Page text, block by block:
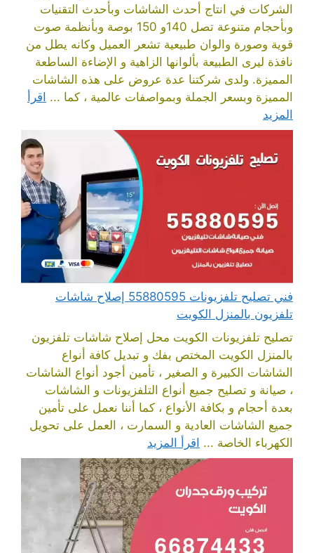
الشركات في انتاج أحدث الشاشات وبأحدث التقنيات
وبأحجام متنوعة تصل 140و 150 بوصة وبأنظمة صوت
قوية وصورة والوان طبيعية تشعر العميل وكانه يطل من
نافذة ليرى الطبيعة بألوانها الزاهية و الإضاءة الساطعة
المميزة. ولدى شركتنا عدة عروض على هذه الشاشات
المميزة وبسعر الجملة وبمواصفات عالمية ، كما ... اقرأ
المزيد
فني تصليح تلفزيونات 55880595 إصلاح شاشات
تلفزيون بالمنزل الكويت
تصليح تلفزيونات الكويت محل إصلاح شاشات تلفزيون
بالمنزل الكويت المختص بفك و تبديل كافة أنواع
الشاشات الكبيرة و الصغير ، تأمين أجود أنواع الشاشات
، صيانة و تصليح جميع أنواع التلفزيونات و الشاشات
بعدة أحجام و بكافة الأنواع ، كما أننا نعمل على تأمين
جميع الشاشات العادية و السمارت ، العمل على تحويل
الكهرباء الخاصة ... اقرأ المزيد